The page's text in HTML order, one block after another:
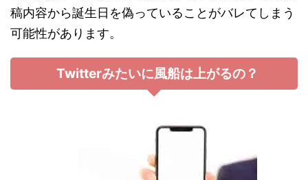
稿内容から誕生日を偽っていることがバレてしまう
可能性があります。
Twitterみたいに風船は上がるの？